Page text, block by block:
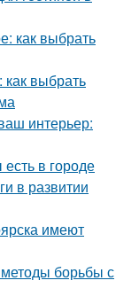
как выбрать
выбрать
интерьер:
в городе
в развитии
имеют
борьбы с